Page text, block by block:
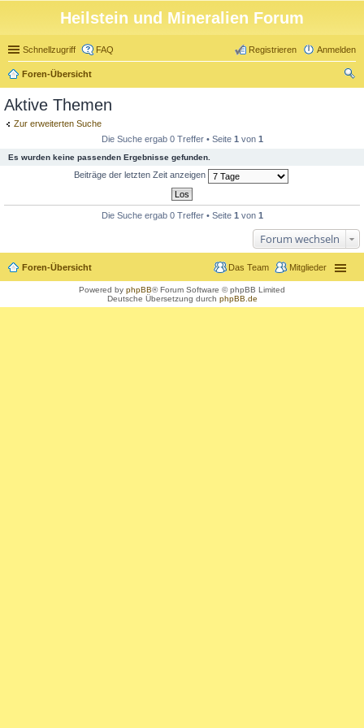
Heilstein und Mineralien Forum
Schnellzugriff FAQ Anmelden
Registrieren
Foren-Übersicht
Aktive Themen
Zur erweiterten Suche
Die Suche ergab 0 Treffer • Seite 1 von 1
Es wurden keine passenden Ergebnisse gefunden.
Beiträge der letzten Zeit anzeigen
Die Suche ergab 0 Treffer • Seite 1 von 1
Forum wechseln
Foren-Übersicht Mitglieder
Das Team
Powered by phpBB® Forum Software © phpBB Limited
Deutsche Übersetzung durch phpBB.de